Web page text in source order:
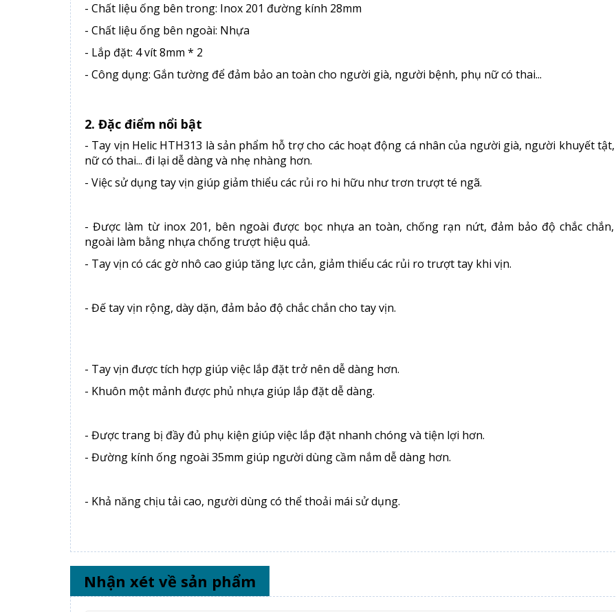
- Chất liệu ống bên trong: Inox 201 đường kính 28mm
- Chất liệu ống bên ngoài: Nhựa
- Lắp đặt: 4 vít 8mm * 2
- Công dụng: Gắn tường để đảm bảo an toàn cho người già, người bệnh, phụ nữ có thai...
2. Đặc điểm nổi bật
- Tay vịn Helic HTH313 là sản phẩm hỗ trợ cho các hoạt động cá nhân của người già, người khuyết
nữ có thai... đi lại dễ dàng và nhẹ nhàng hơn.
- Việc sử dụng tay vịn giúp giảm thiểu các rủi ro hi hữu như trơn trượt té ngã.
- Được làm từ inox 201, bên ngoài được bọc nhựa an toàn, chống rạn nứt, đảm bảo độ chắc
ngoài làm bằng nhựa chống trượt hiệu quả.
- Tay vịn có các gờ nhô cao giúp tăng lực cản, giảm thiểu các rủi ro trượt tay khi vịn.
- Đế tay vịn rộng, dày dặn, đảm bảo độ chắc chắn cho tay vịn.
- Tay vịn được tích hợp giúp việc lắp đặt trở nên dễ dàng hơn.
- Khuôn một mảnh được phủ nhựa giúp lắp đặt dễ dàng.
- Được trang bị đầy đủ phụ kiện giúp việc lắp đặt nhanh chóng và tiện lợi hơn.
- Đường kính ống ngoài 35mm giúp người dùng cầm nắm dễ dàng hơn.
- Khả năng chịu tải cao, người dùng có thể thoải mái sử dụng.
Nhận xét về sản phẩm